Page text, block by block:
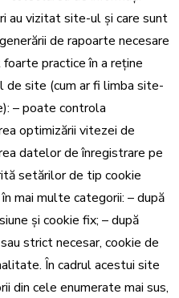
au vizitat site-ul și care sunt
de rapoarte necesare
practice în a reține
de site (cum ar fi limba site-
– poate controla
optimizării vitezei de
datelor de înregistrare pe
setărilor de tip cookie
mai multe categorii: – după
și cookie fix; – după
strict necesar, cookie de
În cadrul acestui site
din cele enumerate mai sus,